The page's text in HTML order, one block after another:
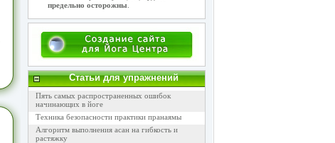
предельно осторожны
Статьи для упражнений
Пять самых распространенных ошибок
начинающих в йоге
Техника безопасности практики пранаямы
Алгоритм выполнения асан на гибкость и
растяжку